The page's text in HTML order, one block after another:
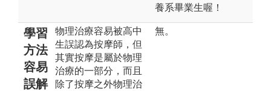
養系畢業生喔！
學習
方法
容易
誤解
物理治療容易被高中
生誤認為按摩師，但
其實按摩是屬於物理
治療的一部分，而且
除了按摩之外物理治
無。